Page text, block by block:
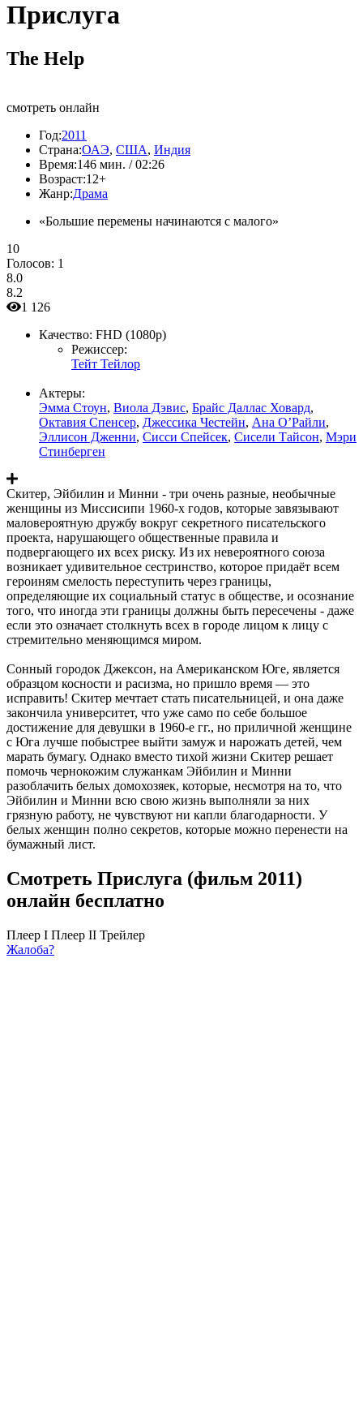
Прислуга
The Help
смотреть онлайн
Год:2011
Страна:ОАЭ, США, Индия
Время:146 мин. / 02:26
Возраст:12+
Жанр:Драма
«Большие перемены начинаются с малого»
10
Голосов: 1
8.0
8.2
1 126
Качество: FHD (1080p)
Режиссер:
Тейт Тейлор
Актеры:
Эмма Стоун, Виола Дэвис, Брайс Даллас Ховард,
Октавия Спенсер, Джессика Честейн, Ана О’Райли,
Эллисон Дженни, Сисси Спейсек, Сисели Тайсон, Мэри
Стинберген
Скитер, Эйбилин и Минни - три очень разные, необычные
женщины из Миссисипи 1960-х годов, которые завязывают
маловероятную дружбу вокруг секретного писательского
проекта, нарушающего общественные правила и
подвергающего их всех риску. Из их невероятного союза
возникает удивительное сестринство, которое придаёт всем
героиням смелость переступить через границы,
определяющие их социальный статус в обществе, и осознание
того, что иногда эти границы должны быть пересечены - даже
если это означает столкнуть всех в городе лицом к лицу с
стремительно меняющимся миром.
Сонный городок Джексон, на Американском Юге, является
образцом косности и расизма, но пришло время — это
исправить! Скитер мечтает стать писательницей, и она даже
закончила университет, что уже само по себе большое
достижение для девушки в 1960-е гг., но приличной женщине
с Юга лучше побыстрее выйти замуж и нарожать детей, чем
марать бумагу. Однако вместо тихой жизни Скитер решает
помочь чернокожим служанкам Эйбилин и Минни
разоблачить белых домохозяек, которые, несмотря на то, что
Эйбилин и Минни всю свою жизнь выполняли за них
грязную работу, не чувствуют ни капли благодарности. У
белых женщин полно секретов, которые можно перенести на
бумажный лист.
Смотреть Прислуга (фильм 2011)
онлайн бесплатно
Плеер I Плеер II Трейлер
Жалоба?